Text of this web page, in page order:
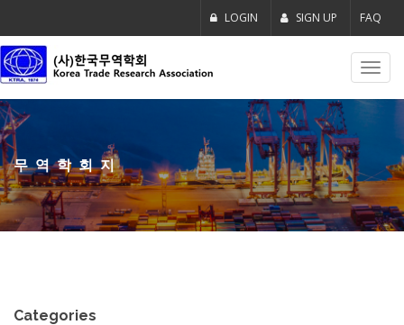
LOGIN SIGN UP FAQ
무역학회지
Categories